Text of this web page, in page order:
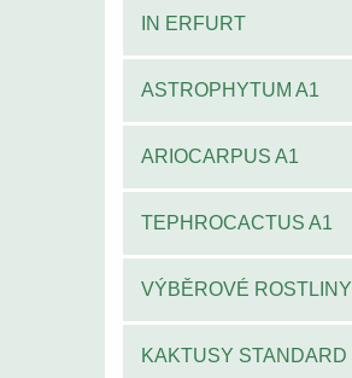
IN ERFURT
ASTROPHYTUM A1
ARIOCARPUS A1
TEPHROCACTUS A1
VÝBĚROVÉ ROSTLINY
KAKTUSY STANDARD